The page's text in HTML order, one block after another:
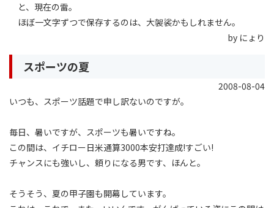
と、現在の雷。
ほぼ一文字ずつで保存するのは、大袈裟かもしれません。
by にょり
スポーツの夏
2008-08-04
いつも、スポーツ話題で申し訳ないのですが。
毎日、暑いですが、スポーツも暑いですね。
この間は、イチロー日米通算3000本安打達成!すごい!
チャンスにも強いし、頼りになる男です、ほんと。
そうそう、夏の甲子園も開幕しています。